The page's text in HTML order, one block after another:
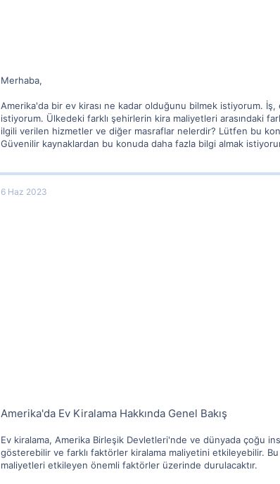
Merhaba,
Amerika'da bir ev kirası ne kadar olduğunu bilmek istiyorum.
istiyorum. Ülkedeki farklı şehirlerin kira maliyetleri arasındaki
ilgili verilen hizmetler ve diğer masraflar nelerdir? Lütfen bu
Güvenilir kaynaklardan bu konuda daha fazla bilgi almak
6 Haz 2023
Amerika'da Ev Kiralama Hakkında Genel Bakış
Ev kiralama, Amerika Birleşik Devletleri'nde ve dünyada çoğu
gösterebilir ve farklı faktörler kiralama maliyetini etkileyebilir.
maliyetleri etkileyen önemli faktörler üzerinde durulacaktır.